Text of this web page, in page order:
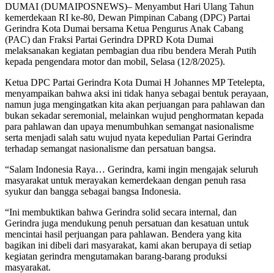
DUMAI (DUMAIPOSNEWS)– Menyambut Hari Ulang Tahun
kemerdekaan RI ke-80, Dewan Pimpinan Cabang (DPC) Partai
Gerindra Kota Dumai bersama Ketua Pengurus Anak Cabang
(PAC) dan Fraksi Partai Gerindra DPRD Kota Dumai
melaksanakan kegiatan pembagian dua ribu bendera Merah Putih
kepada pengendara motor dan mobil, Selasa (12/8/2025).
Ketua DPC Partai Gerindra Kota Dumai H Johannes MP Tetelepta,
menyampaikan bahwa aksi ini tidak hanya sebagai bentuk perayaan,
namun juga mengingatkan kita akan perjuangan para pahlawan dan
bukan sekadar seremonial, melainkan wujud penghormatan kepada
para pahlawan dan upaya menumbuhkan semangat nasionalisme
serta menjadi salah satu wujud nyata kepedulian Partai Gerindra
terhadap semangat nasionalisme dan persatuan bangsa.
“Salam Indonesia Raya… Gerindra, kami ingin mengajak seluruh
masyarakat untuk merayakan kemerdekaan dengan penuh rasa
syukur dan bangga sebagai bangsa Indonesia.
“Ini membuktikan bahwa Gerindra solid secara internal, dan
Gerindra juga mendukung penuh persatuan dan kesatuan untuk
mencintai hasil perjuangan para pahlawan. Bendera yang kita
bagikan ini dibeli dari masyarakat, kami akan berupaya di setiap
kegiatan gerindra mengutamakan barang-barang produksi
masyarakat.